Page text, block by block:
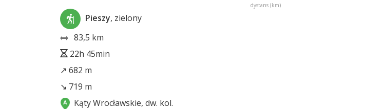
dystans (km)
Pieszy, zielony
83,5 km
22h 45min
↗ 682 m
↘ 719 m
Kąty Wrocławskie, dw. kol.